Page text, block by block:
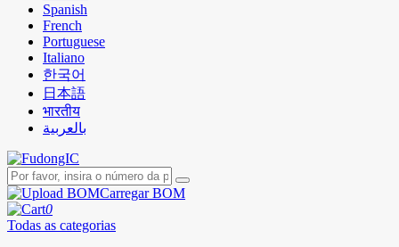
Spanish
French
Portuguese
Italiano
한국어
日本語
भारतीय
بالعربية
Carregar BOM
0
Todas as categorias